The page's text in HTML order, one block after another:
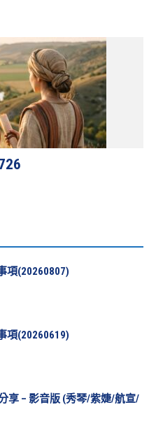
項(20260807)
項(20260619)
享 – 影音版 (秀琴/紫婕/航宣/